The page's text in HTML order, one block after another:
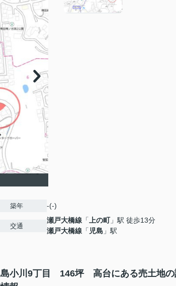
築年 -(-)
交通
瀬戸大橋線 「 上の町」駅 徒歩13分
瀬戸大橋線 「 児島 」駅
島小川9丁目 146坪 高台にある売土地の